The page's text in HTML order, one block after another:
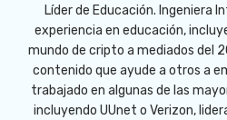
Líder de Educación. Ingeniera
experiencia en educación,
mundo de cripto a mediados del
contenido que ayude a otros a
trabajado en algunas de las
incluyendo UUnet o Verizon,